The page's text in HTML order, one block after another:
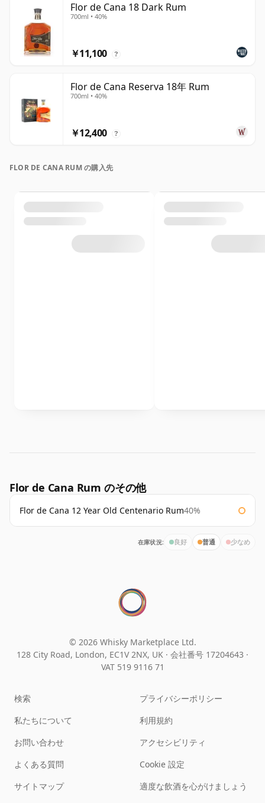
Flor de Cana 18 Dark Rum
700ml • 40%
￥11,100 ?
Flor de Cana Reserva 18年 Rum
700ml • 40%
￥12,400 ?
FLOR DE CANA RUM の購入先
Flor de Cana Rum のその他
Flor de Cana 12 Year Old Centenario Rum40%
在庫状況: 良好 普通 少なめ
© 2026 Whisky Marketplace Ltd.
128 City Road, London, EC1V 2NX, UK · 会社番号 17204643 ·
VAT 519 9116 71
検索
私たちについて
お問い合わせ
よくある質問
サイトマップ
プライバシーポリシー
利用規約
アクセシビリティ
Cookie 設定
適度な飲酒を心がけましょう